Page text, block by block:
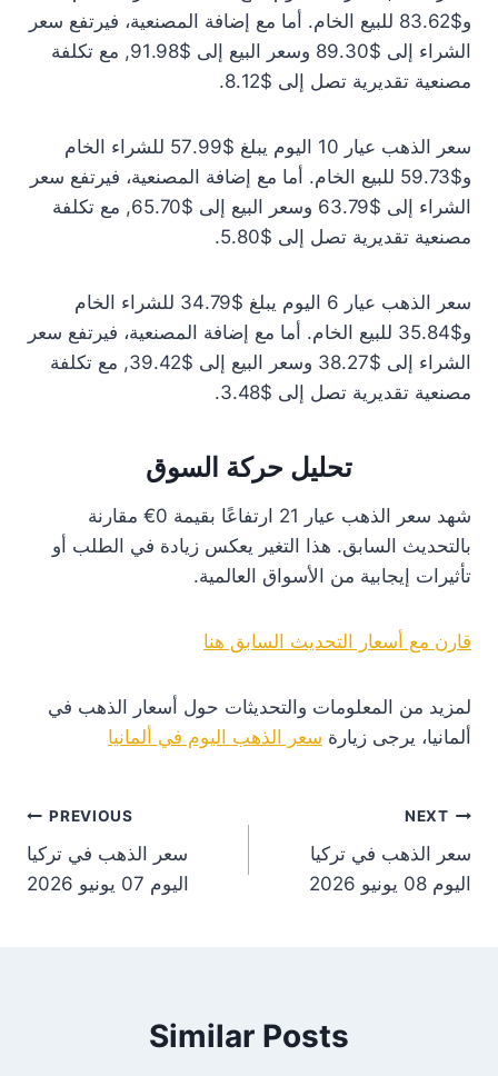
و$83.62 للبيع الخام. أما مع إضافة المصنعية، فيرتفع سعر
الشراء إلى $89.30 وسعر البيع إلى $91.98, مع تكلفة
مصنعية تقديرية تصل إلى $8.12.
سعر الذهب عيار 10 اليوم يبلغ $57.99 للشراء الخام
و$59.73 للبيع الخام. أما مع إضافة المصنعية، فيرتفع سعر
الشراء إلى $63.79 وسعر البيع إلى $65.70, مع تكلفة
مصنعية تقديرية تصل إلى $5.80.
سعر الذهب عيار 6 اليوم يبلغ $34.79 للشراء الخام
و$35.84 للبيع الخام. أما مع إضافة المصنعية، فيرتفع سعر
الشراء إلى $38.27 وسعر البيع إلى $39.42, مع تكلفة
مصنعية تقديرية تصل إلى $3.48.
تحليل حركة السوق
شهد سعر الذهب عيار 21 ارتفاعًا بقيمة 0€ مقارنة
بالتحديث السابق. هذا التغير يعكس زيادة في الطلب أو
تأثيرات إيجابية من الأسواق العالمية.
قارن مع أسعار التحديث السابق هنا
لمزيد من المعلومات والتحديثات حول أسعار الذهب في
ألمانيا، يرجى زيارة سعر الذهب اليوم في ألمانيا
PREVIOUS
سعر الذهب في تركيا
اليوم 07 يونيو 2026
NEXT
سعر الذهب في تركيا
اليوم 08 يونيو 2026
Similar Posts